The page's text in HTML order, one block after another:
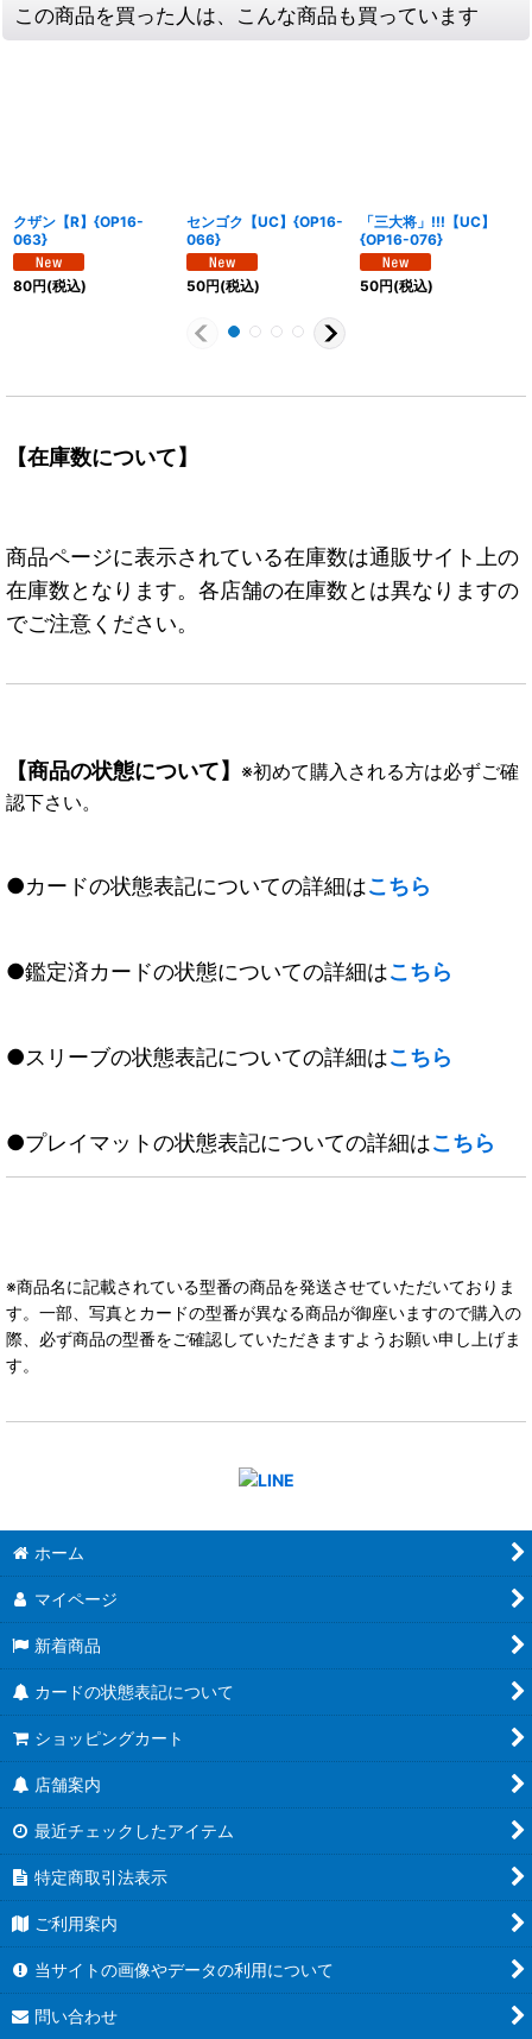
この商品を買った人は、こんな商品も買っています
クザン【R】{OP16-
063}
80円(税込)
センゴク【UC】{OP16-
066}
50円(税込)
「三大将」!!!【UC】
{OP16-076}
50円(税込)
【在庫数について】
商品ページに表示されている在庫数は通販サイト上の
在庫数となります。各店舗の在庫数とは異なりますの
でご注意ください。
【商品の状態について】 ※初めて購入される方は必ずご確
認下さい。
●カードの状態表記についての詳細はこちら
●鑑定済カードの状態についての詳細はこちら
●スリーブの状態表記についての詳細はこちら
●プレイマットの状態表記についての詳細はこちら
※商品名に記載されている型番の商品を発送させていただいておりま
す。一部、写真とカードの型番が異なる商品が御座いますので購入の
際、必ず商品の型番をご確認していただきますようお願い申し上げま
す。
ホーム
マイページ
新着商品
カードの状態表記について
ショッピングカート
店舗案内
最近チェックしたアイテム
特定商取引法表示
ご利用案内
当サイトの画像やデータの利用について
問い合わせ